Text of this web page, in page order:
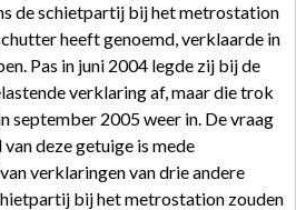
de schietpartij bij het metrostation
heeft genoemd, verklaarde in
Pas in juni 2004 legde zij bij de
verklaring af, maar die trok
september 2005 weer in. De vraag
deze getuige is mede
verklaringen van drie andere
bij het metrostation zouden